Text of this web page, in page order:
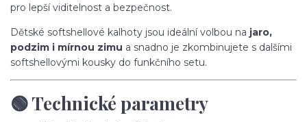
pro lepší viditelnost a bezpečnost.
Dětské softshellové kalhoty jsou ideální volbou na jaro,
podzim i mírnou zimu a snadno je zkombinujete s dalšími
softshellovými kousky do funkčního setu.
🟢 Technické parametry